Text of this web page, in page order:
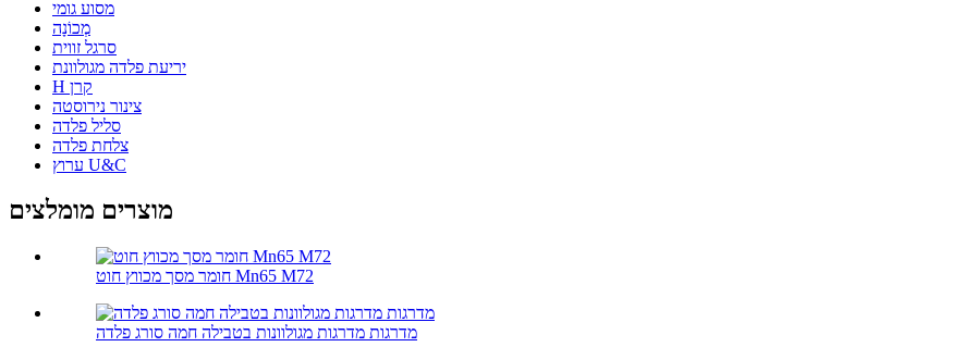
מסוע גומי
מְכוֹנָה
סרגל זווית
יריעת פלדה מגולוונת
H קרן
צינור נירוסטה
סליל פלדה
צלחת פלדה
ערוץ U&C
מוצרים מומלצים
חומר מסך מכווץ חוט Mn65 M72
מדרגות מדרגות מגולוונות בטבילה חמה סורג פלדה